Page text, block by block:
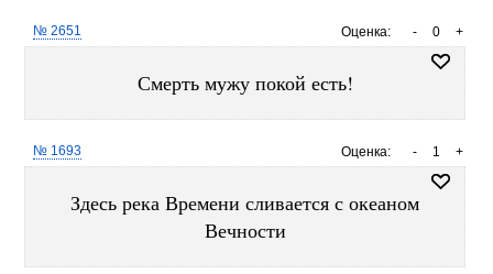
Оценка: +
0
-
№ 2651
Смерть мужу покой есть!
Оценка: +
1
-
№ 1693
Здесь река Времени сливается с океаном
Вечности